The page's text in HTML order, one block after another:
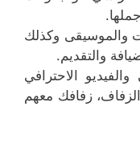
والموسيقى وكذلك
والتقديم.
الاحترافي
زفافك معهم